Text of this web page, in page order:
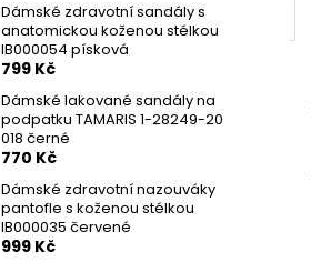
Dámské zdravotní sandály s
anatomickou koženou stélkou
IB000054 písková
799 Kč
Dámské lakované sandály na
podpatku TAMARIS 1-28249-20
018 černé
770 Kč
Dámské zdravotní nazouváky
pantofle s koženou stélkou
IB000035 červené
999 Kč